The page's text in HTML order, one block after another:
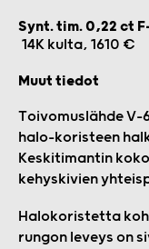
Synt. tim. 0,22 ct
14K kulta, 1610 €
Muut tiedot
Toivomuslähde V-
halo-koristeen
Keskitimantin
kehyskivien
Halokoristetta
rungon leveys on